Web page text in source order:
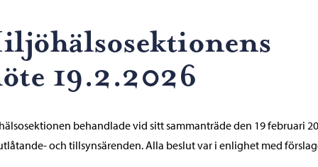
19.2.2026
behandlade vid sitt sammanträde den 19 februari
och tillsynsärenden. Alla beslut var i enlighet med